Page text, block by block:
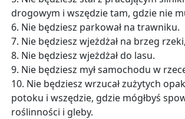
drogowym i wszędzie tam, gdzie nie
6. Nie będziesz parkował na trawniku.
7. Nie będziesz wjeżdżał na brzeg
8. Nie będziesz wjeżdżał do lasu.
9. Nie będziesz mył samochodu w
10. Nie będziesz wrzucał zużytych
potoku i wszędzie, gdzie mógłbyś
roślinności i gleby.